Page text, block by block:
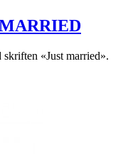
«Just married».